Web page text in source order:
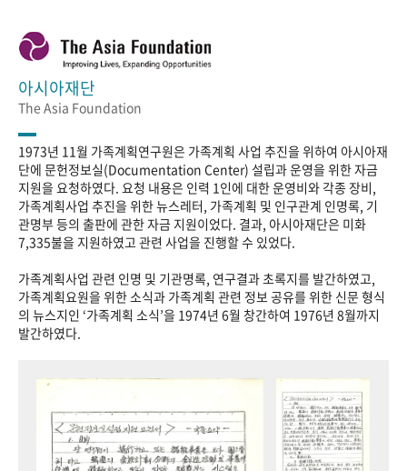
아시아재단
The Asia Foundation
1973년 11월 가족계획연구원은 가족계획 사업 추진을 위하여 아시아재
단에 문헌정보실(Documentation Center) 설립과 운영을 위한 자금
지원을 요청하였다. 요청 내용은 인력 1인에 대한 운영비와 각종 장비,
가족계획사업 추진을 위한 뉴스레터, 가족계획 및 인구관계 인명록, 기
관명부 등의 출판에 관한 자금 지원이었다. 결과, 아시아재단은 미화
7,335불을 지원하였고 관련 사업을 진행할 수 있었다.
가족계획사업 관련 인명 및 기관명록, 연구결과 초록지를 발간하였고,
가족계획요원을 위한 소식과 가족계획 관련 정보 공유를 위한 신문 형식
의 뉴스지인 ‘가족계획 소식’을 1974년 6월 창간하여 1976년 8월까지
발간하였다.